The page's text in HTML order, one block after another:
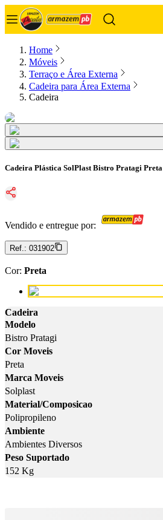
Home
Móveis
Terraço e Área Externa
Cadeira para Área Externa
Cadeira
Cadeira Plástica SolPlast Bistro Pratagi Preta
Vendido e entregue por:
Ref.: 031902
Cor: Preta
Cor: Preta
Cadeira
Modelo
Bistro Pratagi
Cor Moveis
Preta
Marca Moveis
Solplast
Material/Composicao
Polipropileno
Ambiente
Ambientes Diversos
Peso Suportado
152 Kg